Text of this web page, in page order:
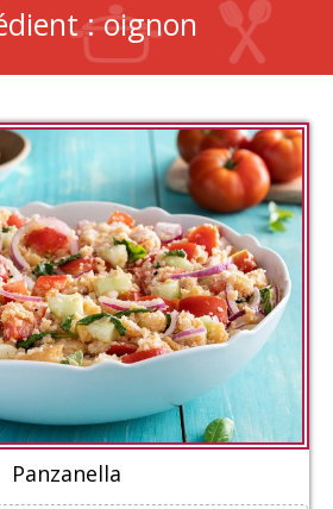
:oignon
Panzanella